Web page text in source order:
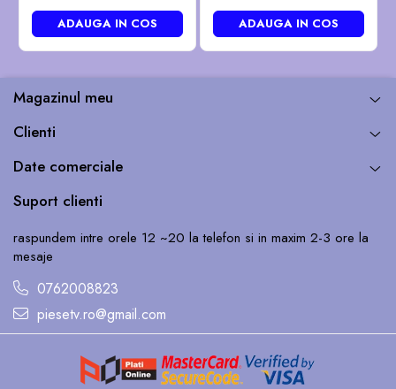
ADAUGA IN COS ADAUGA IN COS
Magazinul meu
Clienti
Date comerciale
Suport clienti
raspundem intre orele 12 ~20 la telefon si in maxim 2-3 ore la
mesaje
0762008823
piesetv.ro@gmail.com